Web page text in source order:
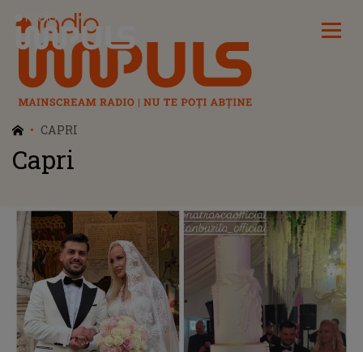
Radio Impuls
CAPRI
Capri